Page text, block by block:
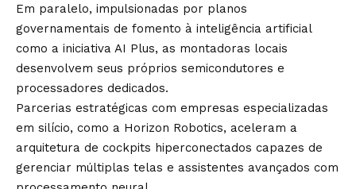
Em paralelo, impulsionadas por planos
governamentais de fomento à inteligência artificial
como a iniciativa AI Plus, as montadoras locais
desenvolvem seus próprios semicondutores e
processadores dedicados.
Parcerias estratégicas com empresas especializadas
em silício, como a Horizon Robotics, aceleram a
arquitetura de cockpits hiperconectados capazes de
gerenciar múltiplas telas e assistentes avançados com